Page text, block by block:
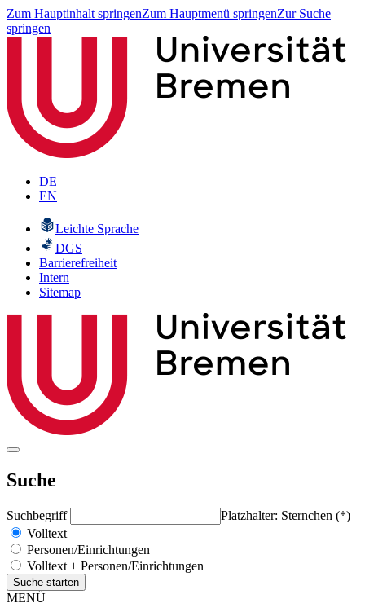
Zum Hauptinhalt springenZum Hauptmenü springenZur Suche
springen
DE
EN
Leichte Sprache
DGS
Barrierefreiheit
Intern
Sitemap
Suche
Suchbegriff
Platzhalter: Sternchen (*)
Volltext
Personen/Einrichtungen
Volltext + Personen/Einrichtungen
MENÜ